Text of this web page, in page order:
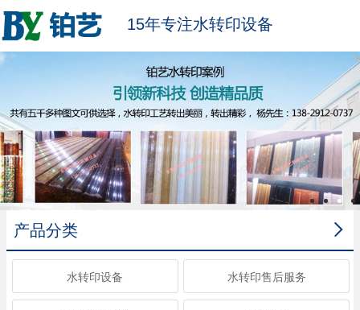
15年专注水转印设备

产品分类
水转印设备 水转印售后服务